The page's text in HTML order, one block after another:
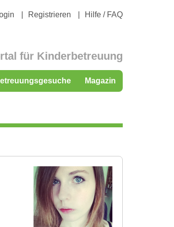
Registrieren Hilfe / FAQ
für Kinderbetreuung
Magazin